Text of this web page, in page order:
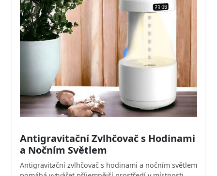
Antigravitační Zvlhčovač s Hodinami
a Nočním Světlem
Antigravitační zvlhčovač s hodinami a nočním světlem